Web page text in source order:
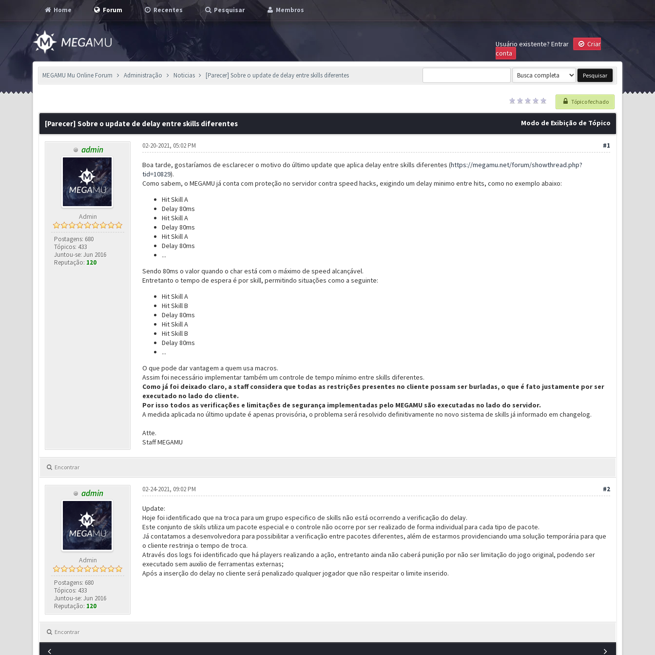
Home Forum Recentes Pesquisar Membros
Usuário existente? Entrar
Criar
conta
MEGAMU Mu Online Forum Administração Noticias [Parecer] Sobre o update de delay entre skills diferentes
Tópico fechado
Modo de Exibição de Tópico
[Parecer] Sobre o update de delay entre skills diferentes
admin
Admin
Postagens: 680
Tópicos: 433
Juntou-se: Jun 2016
Reputação: 120
#1
02-20-2021, 05:02 PM
Boa tarde, gostaríamos de esclarecer o motivo do último update que aplica delay entre skills diferentes (https://megamu.net/forum/showthread.php?
tid=10829).
Como sabem, o MEGAMU já conta com proteção no servidor contra speed hacks, exigindo um delay minimo entre hits, como no exemplo abaixo:
Hit Skill A
Delay 80ms
Hit Skill A
Delay 80ms
Hit Skill A
Delay 80ms
...
Sendo 80ms o valor quando o char está com o máximo de speed alcançável.
Entretanto o tempo de espera é por skill, permitindo situações como a seguinte:
Hit Skill A
Hit Skill B
Delay 80ms
Hit Skill A
Hit Skill B
Delay 80ms
...
O que pode dar vantagem a quem usa macros.
Assim foi necessário implementar também um controle de tempo mínimo entre skills diferentes.
Como já foi deixado claro, a staff considera que todas as restrições presentes no cliente possam ser burladas, o que é fato justamente por ser
executado no lado do cliente.
Por isso todos as verificações e limitações de segurança implementadas pelo MEGAMU são executadas no lado do servidor.
A medida aplicada no último update é apenas provisória, o problema será resolvido definitivamente no novo sistema de skills já informado em changelog.
Atte.
Staff MEGAMU
Encontrar
admin
Admin
Postagens: 680
Tópicos: 433
Juntou-se: Jun 2016
Reputação: 120
#2
02-24-2021, 09:02 PM
Update:
Hoje foi identificado que na troca para um grupo especifico de skills não está ocorrendo a verificação do delay.
Este conjunto de skils utiliza um pacote especial e o controle não ocorre por ser realizado de forma individual para cada tipo de pacote.
Já contatamos a desenvolvedora para possibilitar a verificação entre pacotes diferentes, além de estarmos providenciando uma solução temporária para que
o cliente restrinja o tempo de troca.
Através dos logs foi identificado que há players realizando a ação, entretanto ainda não caberá punição por não ser limitação do jogo original, podendo ser
executado sem auxilio de ferramentas externas;
Após a inserção do delay no cliente será penalizado qualquer jogador que não respeitar o limite inserido.
Encontrar